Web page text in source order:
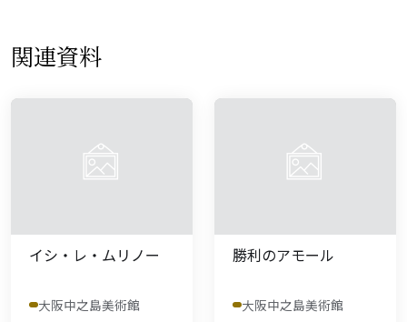
関連資料
イシ・レ・ムリノー
大阪中之島美術館
勝利のアモール
大阪中之島美術館